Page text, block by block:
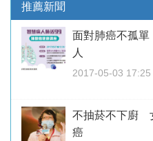
推薦新聞
面對肺癌不孤
人
2017-05-03 17:25
不抽菸不下廚
癌